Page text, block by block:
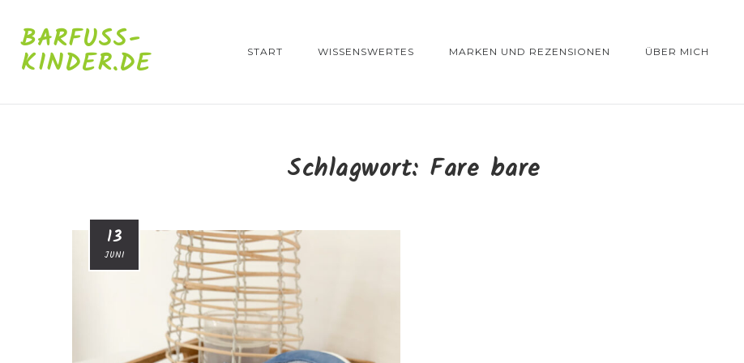
BARFUSS-K
INDER.DE START WISSENSWERTES MARKEN UND REZENSIONEN ÜBER MICH
Schlagwort: Fare bare
13
JUNI